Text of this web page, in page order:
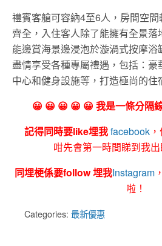
禮賓客艙可容納4至6人，房間空
齊全， 入住客人除了能擁有全景
能邊賞海景邊浸泡於漩渦式按摩
盡情享受各種專屬禮遇，包括： 豪
中心和健身設施等，打造極尚的住
😀 😀 😀 😀 😀 我是一條分隔
記得同時要like埋我facebook
咁先會第一時間睇到我出
同埋梗係要follow 埋我Instagram
啦！
Categories: 最新優惠